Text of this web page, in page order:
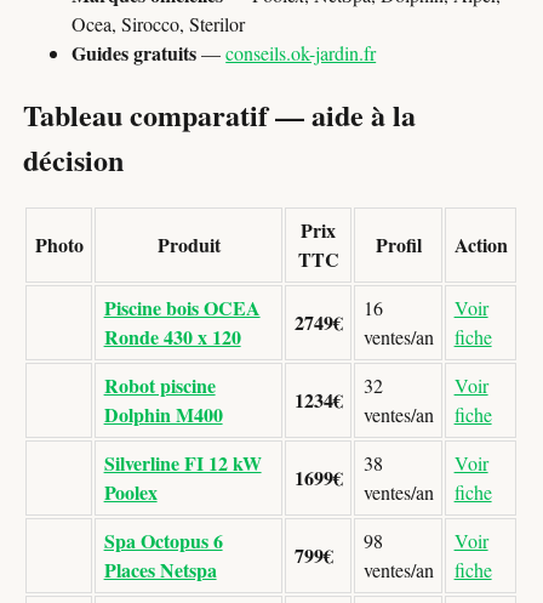
Ocea, Sirocco, Sterilor
Guides gratuits—conseils.ok-jardin.fr
Tableau comparatif — aide à la
décision
Photo Produit
Prix
TTC
Profil Action
Piscine bois OCEA
Ronde 430 x 120
2749€
16
ventes/an
Voir
fiche
Robot piscine
Dolphin M400
1234€
32
ventes/an
Voir
fiche
Silverline FI 12 kW
Poolex
1699€
38
ventes/an
Voir
fiche
Spa Octopus 6
Places Netspa
799€
98
ventes/an
Voir
fiche